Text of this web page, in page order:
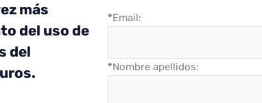
más
del uso de
del
*Email:
*Nombre apellidos: